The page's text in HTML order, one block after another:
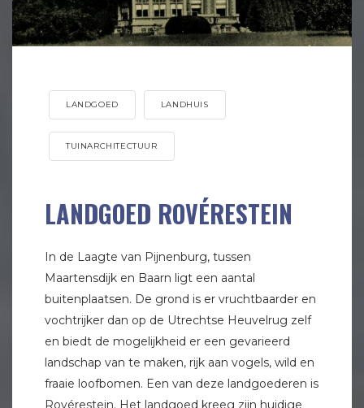
LANDGOED LANDHUIS
TUINARCHITECTUUR
LANDGOED ROVÉRESTEIN
In de Laagte van Pijnenburg, tussen
Maartensdijk en Baarn ligt een aantal
buitenplaatsen. De grond is er vruchtbaarder en
vochtrijker dan op de Utrechtse Heuvelrug zelf
en biedt de mogelijkheid er een gevarieerd
landschap van te maken, rijk aan vogels, wild en
fraaie loofbomen. Een van deze landgoederen is
Rovérestein. Het landgoed kreeg zijn huidige